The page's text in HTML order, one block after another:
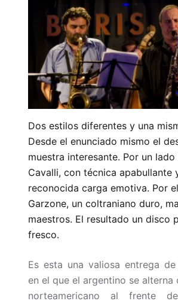
Dos estilos diferentes y una
Desde el enunciado mismo el
muestra interesante. Por un lado
Cavalli, con técnica apabullante
reconocida carga emotiva. Por
Garzone, un coltraniano duro,
maestros. El resultado un disco
fresco.
Es esta una valiosa entrega de
en el que el argentino se alterna
norteamericano al frente